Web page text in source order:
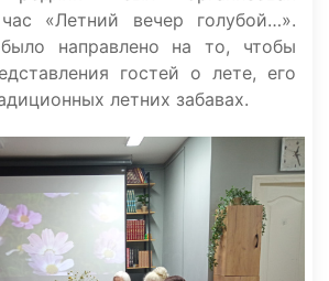
«Летний вечер голубой…».
направлено на то, чтобы
гостей о лете, его
летних забавах.